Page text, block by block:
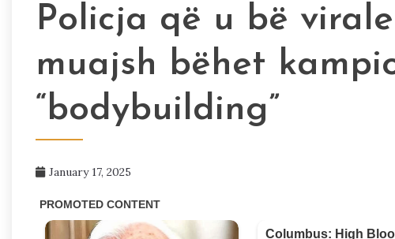
Policja që u bë
muajsh bëhet
“bodybuilding”
January 17, 2025